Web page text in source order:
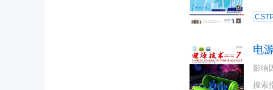
电
影响
搜索